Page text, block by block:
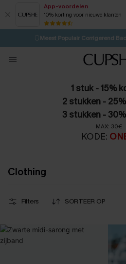
App-voordelen
10% korting voor nieuwe klanten
⚡️LAATSTE KANS | Tot
🩱Meest Populair Corrigerend
💌Abonneer je & ontvang
Koop 3, krijg 15% korting
1 stuk - 15%
2 stukken -
3 stukken -
MAX: 30€
KODE:
Clothing
Filters SORTEER OP